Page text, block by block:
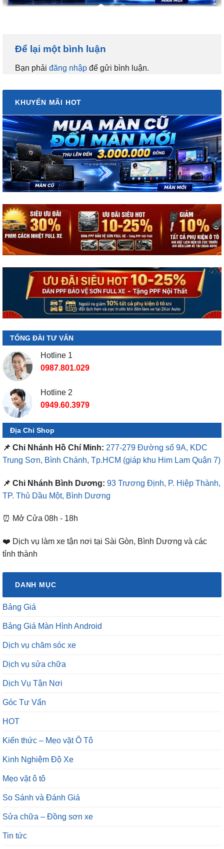
Để lại một bình luận
Bạn phải đăng nhập để gửi bình luận.
KHUYẾN MÃI HOT
TỔNG ĐÀI TƯ VẤN
Hotline 1
0987.801.029
Hotline 2
0949.60.3979
Địa Chỉ Shop
📌 Chi Nhánh Hồ Chí Minh: 277-279 Đường số 9A, KDC
Trung Sơn, Bình Chánh, Tp.HCM (giáp khu Him Lam Quận 7)
📌 Chi Nhánh Bình Dương: 93 Trương Định, P. Hiệp Thành,
TP. Thủ Dầu Một, Bình Dương
⏰ Mở Cửa 08h - 18h
❤️ Dịch vụ làm xe tận nơi tại Sài Gòn, Bình Dương và các
tỉnh thành
DANH MỤC
Bảng Giá
Bảng Giá Màn Hình Android
Dịch vụ chăm sóc xe
Dịch vụ sửa chữa
Dịch Vụ Tận Nơi
Góc Tư Vấn
HOT
Kiến thức – Mẹo vặt Ô Tô
Kinh Nghiệm Độ Xe
Mẹo vặt ô tô
So Sánh và Đánh Giá
Sửa chữa – Đồng sơn xe
Tin tức